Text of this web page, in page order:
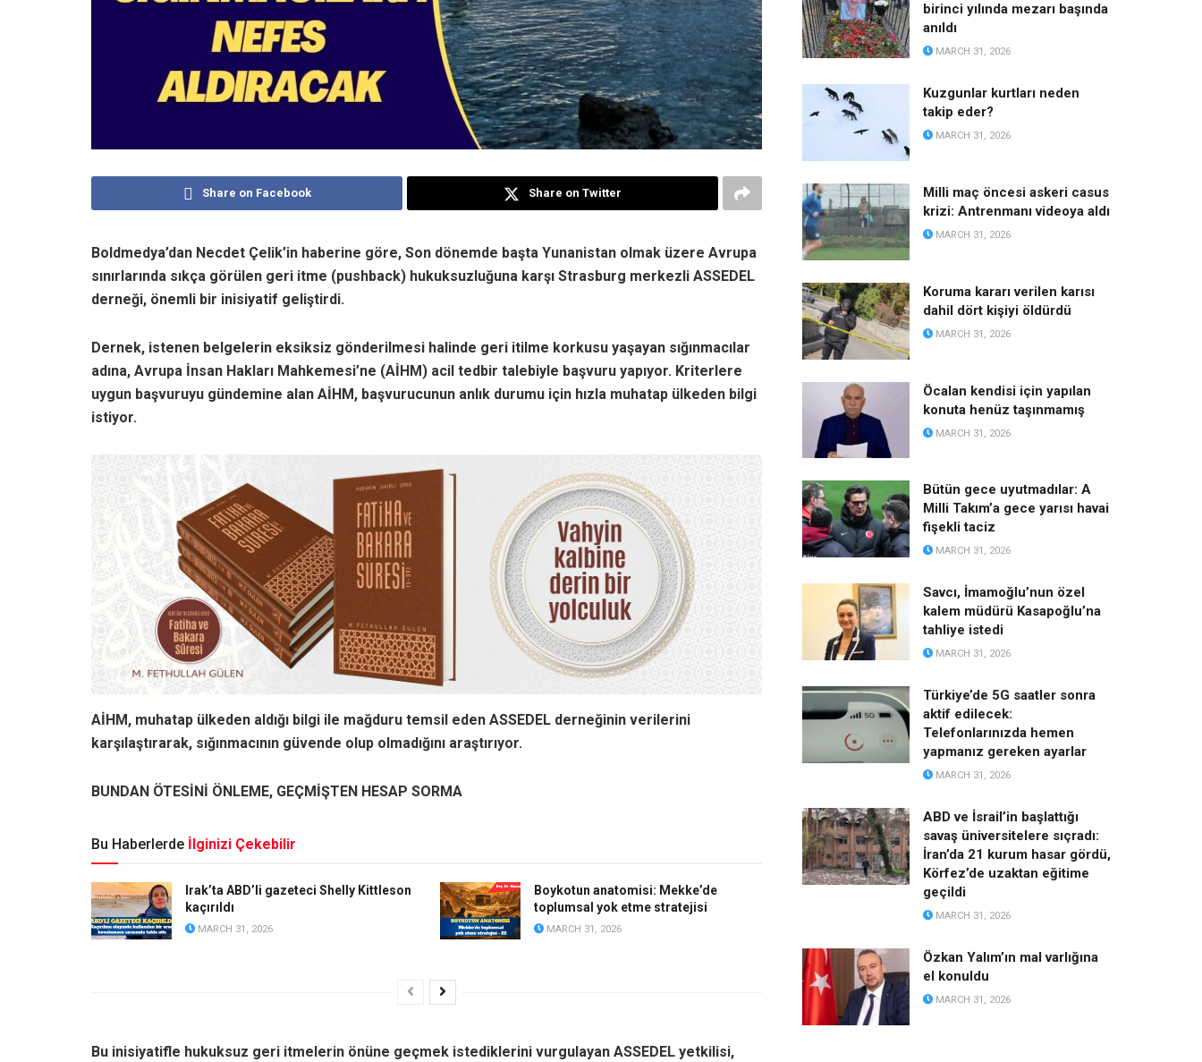
Share on Facebook Share on Twitter
Boldmedya’dan Necdet Çelik’in haberine göre, Son dönemde başta Yunanistan olmak üzere Avrupa
sınırlarında sıkça görülen geri itme (pushback) hukuksuzluğuna karşı Strasburg merkezli ASSEDEL
derneği, önemli bir inisiyatif geliştirdi.
Dernek, istenen belgelerin eksiksiz gönderilmesi halinde geri itilme korkusu yaşayan sığınmacılar
adına, Avrupa İnsan Hakları Mahkemesi’ne (AİHM) acil tedbir talebiyle başvuru yapıyor. Kriterlere
uygun başvuruyu gündemine alan AİHM, başvurucunun anlık durumu için hızla muhatap ülkeden bilgi
istiyor.
AİHM, muhatap ülkeden aldığı bilgi ile mağduru temsil eden ASSEDEL derneğinin verilerini
karşılaştırarak, sığınmacının güvende olup olmadığını araştırıyor.
BUNDAN ÖTESİNİ ÖNLEME, GEÇMİŞTEN HESAP SORMA
Bu Haberlerde İlginizi Çekebilir
Irak’ta ABD’li gazeteci Shelly Kittleson
kaçırıldı
MARCH 31, 2026
Boykotun anatomisi: Mekke’de
toplumsal yok etme stratejisi
MARCH 31, 2026
Bu inisiyatifle hukuksuz geri itmelerin önüne geçmek istediklerini vurgulayan ASSEDEL yetkilisi,
birinci yılında mezarı başında
anıldı
MARCH 31, 2026
Kuzgunlar kurtları neden
takip eder?
MARCH 31, 2026
Milli maç öncesi askeri casus
krizi: Antrenmanı videoya aldı
MARCH 31, 2026
Koruma kararı verilen karısı
dahil dört kişiyi öldürdü
MARCH 31, 2026
Öcalan kendisi için yapılan
konuta henüz taşınmamış
MARCH 31, 2026
Bütün gece uyutmadılar: A
Milli Takım’a gece yarısı havai
fişekli taciz
MARCH 31, 2026
Savcı, İmamoğlu’nun özel
kalem müdürü Kasapoğlu’na
tahliye istedi
MARCH 31, 2026
Türkiye’de 5G saatler sonra
aktif edilecek:
Telefonlarınızda hemen
yapmanız gereken ayarlar
MARCH 31, 2026
ABD ve İsrail’in başlattığı
savaş üniversitelere sıçradı:
İran’da 21 kurum hasar gördü,
Körfez’de uzaktan eğitime
geçildi
MARCH 31, 2026
Özkan Yalım’ın mal varlığına
el konuldu
MARCH 31, 2026